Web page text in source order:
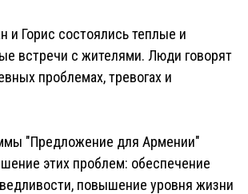
и Горис состоялись теплые и
встречи с жителями. Люди говорят
проблемах, тревогах и
"Предложение для Армении"
этих проблем: обеспечение
повышение уровня жизни